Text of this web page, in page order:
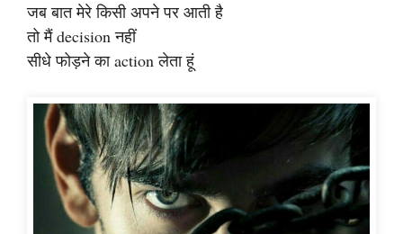
जब बात मेरे किसी अपने पर आती है
तो मैं decision नहीं
सीधे फोड़ने का action लेता हूं